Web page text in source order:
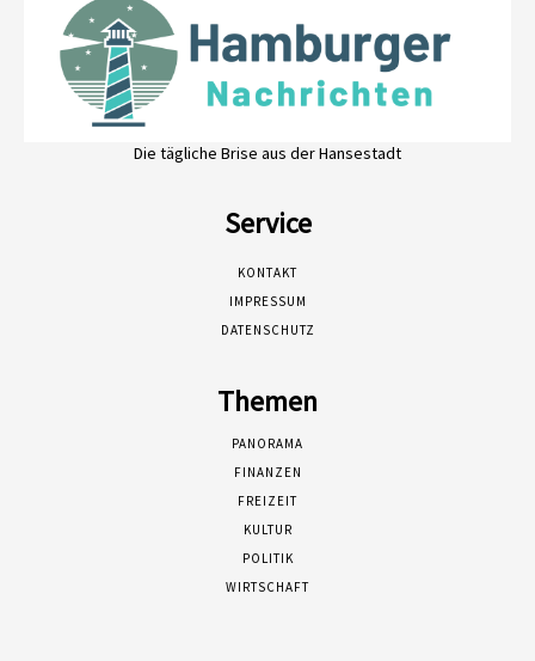
Die tägliche Brise aus der Hansestadt
Service
KONTAKT
IMPRESSUM
DATENSCHUTZ
Themen
PANORAMA
FINANZEN
FREIZEIT
KULTUR
POLITIK
WIRTSCHAFT